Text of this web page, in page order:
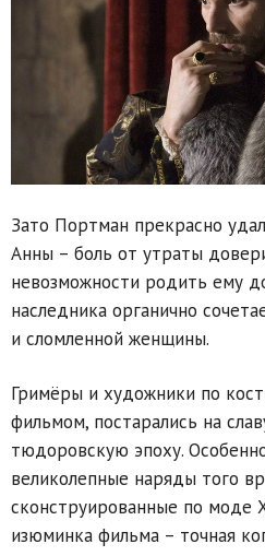
Зато Портман прекрасно
Анны – боль от утраты
невозможности родить ему
наследника органично
и сломленной женщины.
Гримёры и художники по
фильмом, постарались на
тюдоровскую эпоху.
великолепные наряды того
сконструированные по моде
изюминка фильма – точная